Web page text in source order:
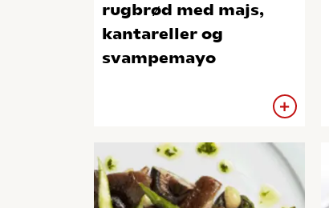
rugbrød med majs,
kantareller og
svampemayo